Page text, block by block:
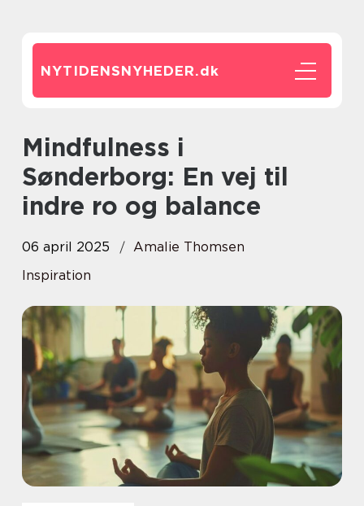
NYTIDENSNYHEDER.dk
Mindfulness i
Sønderborg: En vej til
indre ro og balance
06 april 2025
Amalie Thomsen
Inspiration